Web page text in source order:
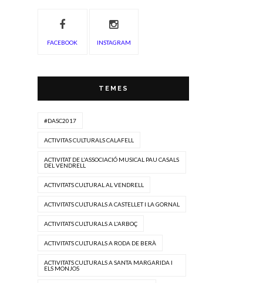
FACEBOOK INSTAGRAM
TEMES
#DASC2017
ACTIVITAS CULTURALS CALAFELL
ACTIVITAT DE L'ASSOCIACIÓ MUSICAL PAU CASALS
DEL VENDRELL
ACTIVITATS CULTURAL AL VENDRELL
ACTIVITATS CULTURALS A CASTELLET I LA GORNAL
ACTIVITATS CULTURALS A L'ARBOÇ
ACTIVITATS CULTURALS A RODA DE BERÀ
ACTIVITATS CULTURALS A SANTA MARGARIDA I
ELS MONJOS